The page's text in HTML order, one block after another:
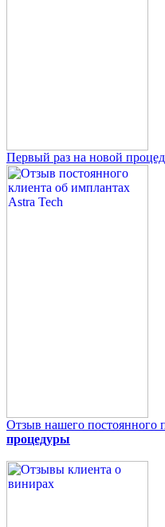
Первый раз на новой
Отзыв нашего постоянного
процедуры